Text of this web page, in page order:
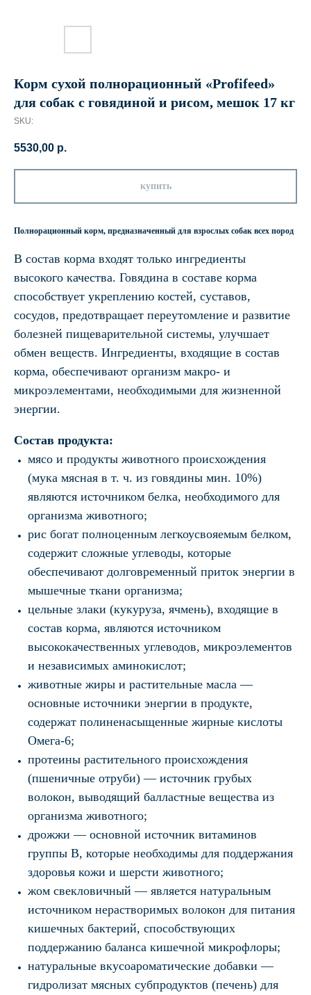
Корм сухой полнорационный «Profifeed»
для собак с говядиной и рисом, мешок 17 кг
SKU:
5530,00 р.
купить
Полнорационный корм, предназначенный для взрослых собак всех пород
В состав корма входят только ингредиенты
высокого качества. Говядина в составе корма
способствует укреплению костей, суставов,
сосудов, предотвращает переутомление и развитие
болезней пищеварительной системы, улучшает
обмен веществ. Ингредиенты, входящие в состав
корма, обеспечивают организм макро- и
микроэлементами, необходимыми для жизненной
энергии.
Состав продукта:
мясо и продукты животного происхождения
(мука мясная в т. ч. из говядины мин. 10%)
являются источником белка, необходимого для
организма животного;
рис богат полноценным легкоусвояемым белком,
содержит сложные углеводы, которые
обеспечивают долговременный приток энергии в
мышечные ткани организма;
цельные злаки (кукуруза, ячмень), входящие в
состав корма, являются источником
высококачественных углеводов, микроэлементов
и независимых аминокислот;
животные жиры и растительные масла —
основные источники энергии в продукте,
содержат полиненасыщенные жирные кислоты
Омега-6;
протеины растительного происхождения
(пшеничные отруби) — источник грубых
волокон, выводящий балластные вещества из
организма животного;
дрожжи — основной источник витаминов
группы В, которые необходимы для поддержания
здоровья кожи и шерсти животного;
жом свекловичный — является натуральным
источником нерастворимых волокон для питания
кишечных бактерий, способствующих
поддержанию баланса кишечной микрофлоры;
натуральные вкусоароматические добавки —
гидролизат мясных субпродуктов (печень) для